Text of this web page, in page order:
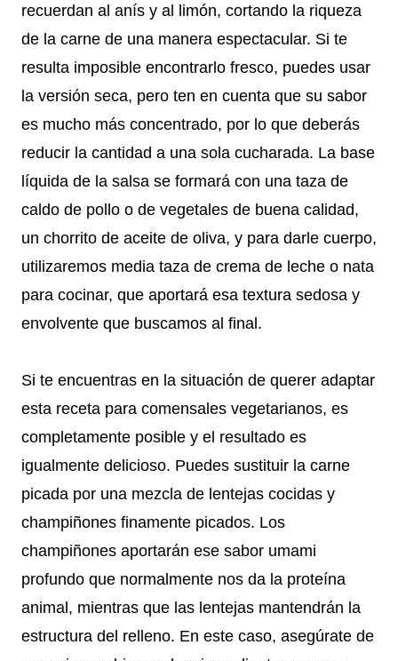
recuerdan al anís y al limón, cortando la riqueza
de la carne de una manera espectacular. Si te
resulta imposible encontrarlo fresco, puedes usar
la versión seca, pero ten en cuenta que su sabor
es mucho más concentrado, por lo que deberás
reducir la cantidad a una sola cucharada. La base
líquida de la salsa se formará con una taza de
caldo de pollo o de vegetales de buena calidad,
un chorrito de aceite de oliva, y para darle cuerpo,
utilizaremos media taza de crema de leche o nata
para cocinar, que aportará esa textura sedosa y
envolvente que buscamos al final.
Si te encuentras en la situación de querer adaptar
esta receta para comensales vegetarianos, es
completamente posible y el resultado es
igualmente delicioso. Puedes sustituir la carne
picada por una mezcla de lentejas cocidas y
champiñones finamente picados. Los
champiñones aportarán ese sabor umami
profundo que normalmente nos da la proteína
animal, mientras que las lentejas mantendrán la
estructura del relleno. En este caso, asegúrate de